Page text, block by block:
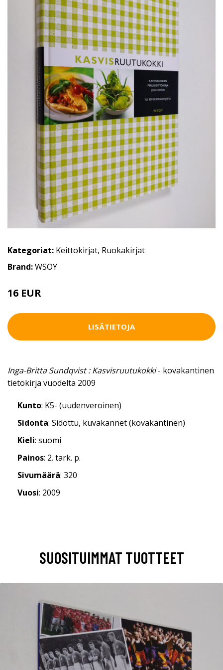
Kategoriat: Keittokirjat, Ruokakirjat
Brand:WSOY
16 EUR
LISÄTIETOJA
Inga-Britta Sundqvist : Kasvisruutukokki- kovakantinen
tietokirja vuodelta 2009
Kunto: K5- (uudenveroinen)
Sidonta: Sidottu, kuvakannet (kovakantinen)
Kieli: suomi
Painos: 2. tark. p.
Sivumäärä: 320
Vuosi: 2009
SUOSITUIMMAT TUOTTEET